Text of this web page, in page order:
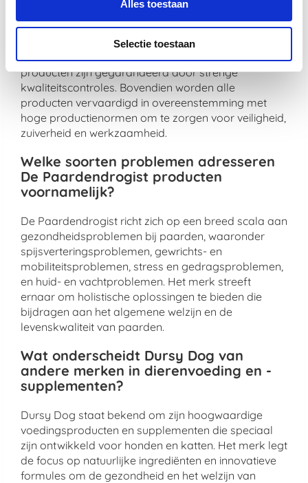
Alles toestaan
Selectie toestaan
veiligheid en effectiviteit van zijn
producten?
De veiligheid en effectiviteit van De Paardendrogist
producten zijn gegarandeerd door strenge
kwaliteitscontroles. Bovendien worden alle
producten vervaardigd in overeenstemming met
hoge productienormen om te zorgen voor veiligheid,
zuiverheid en werkzaamheid.
Welke soorten problemen adresseren
De Paardendrogist producten
voornamelijk?
De Paardendrogist richt zich op een breed scala aan
gezondheidsproblemen bij paarden, waaronder
spijsverteringsproblemen, gewrichts- en
mobiliteitsproblemen, stress en gedragsproblemen,
en huid- en vachtproblemen. Het merk streeft
ernaar om holistische oplossingen te bieden die
bijdragen aan het algemene welzijn en de
levenskwaliteit van paarden.
Wat onderscheidt Dursy Dog van
andere merken in dierenvoeding en -
supplementen?
Dursy Dog staat bekend om zijn hoogwaardige
voedingsproducten en supplementen die speciaal
zijn ontwikkeld voor honden en katten. Het merk legt
de focus op natuurlijke ingrediënten en innovatieve
formules om de gezondheid en het welzijn van